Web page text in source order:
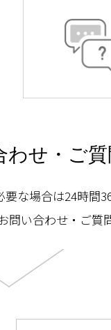
わせ・ご
な場合は24時間
い合わせ・ご質